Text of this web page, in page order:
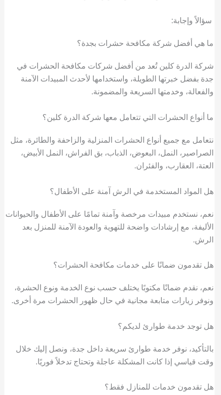
سؤالاً وإجابة:
ما هي أفضل شركة مكافحة حشرات بجدة؟
شركة الدرة كلين تُعد من أفضل شركات مكافحة الحشرات في
جدة بفضل خبرتها الطويلة، واستخدامها لأحدث المبيدات الآمنة
والفعالة، وخدمتها السريعة والمضمونة.
ما أنواع الحشرات التي تتعامل معها شركة الدرة كلين؟
نتعامل مع جميع أنواع الحشرات المنزلية والزاحفة والطائرة، مثل
الصراصير، النمل، البعوض، الذباب، بق الفراش، النمل الأبيض،
العتة، العقارب، والفئران.
هل المواد المستخدمة في الرش آمنة على الأطفال؟
نعم، نستخدم مبيدات مرخصة وآمنة تمامًا على الأطفال والحيوانات
الأليفة، مع إرشادات واضحة للتهوية والعودة الآمنة للمنزل بعد
الرش.
هل تقدمون ضمانًا على خدمات مكافحة الحشرات؟
نعم، نقدم ضمانًا مكتوبًا يختلف حسب نوع الخدمة ونوع الحشرة،
ونوفر زيارات متابعة مجانية في حال ظهور الحشرات مرة أخرى.
هل توجد خدمة طوارئ لديكم؟
بالتأكيد، نوفر خدمة طوارئ سريعة داخل جدة، ونصل إليك خلال
وقت قياسي إذا كانت المشكلة عاجلة وتحتاج تدخلاً فوريًا.
هل تقدمون خدمات للمنازل فقط؟